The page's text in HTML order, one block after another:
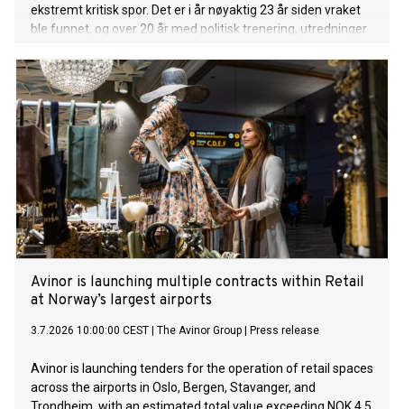
ekstremt kritisk spor. Det er i år nøyaktig 23 år siden vraket
ble funnet, og over 20 år med politisk trenering, utredninger
er så alarmerende. Mens politikerne har skjøvet saken foran
seg, har vraket rustet på havbunnen. Kystverkets egne
fysiske undersøkelser viser at det haster mer enn noen
gang å rydde opp.
Avinor is launching multiple contracts within Retail
at Norway’s largest airports
3.7.2026 10:00:00 CEST The Avinor Group Press release
Avinor is launching tenders for the operation of retail spaces
across the airports in Oslo, Bergen, Stavanger, and